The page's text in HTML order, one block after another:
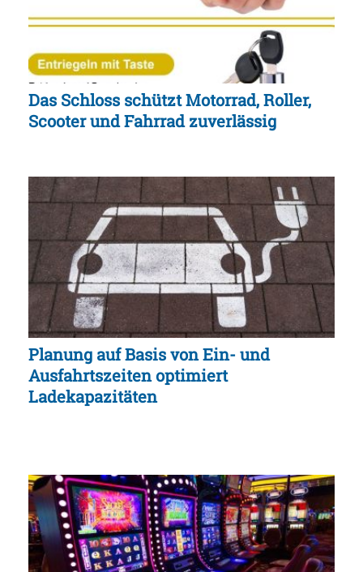
Das Schloss schützt Motorrad, Roller,
Scooter und Fahrrad zuverlässig
Planung auf Basis von Ein- und
Ausfahrtszeiten optimiert
Ladekapazitäten